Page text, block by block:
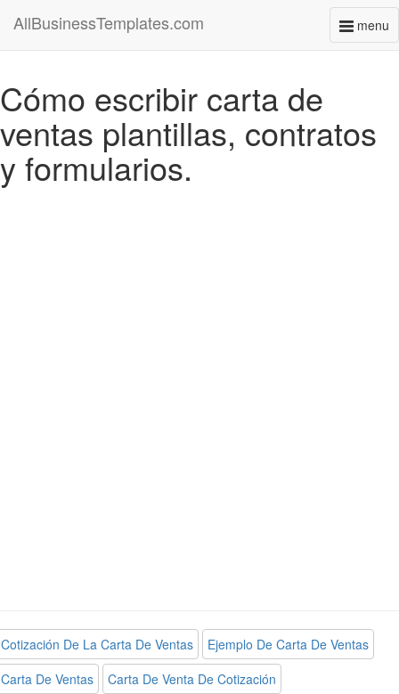
menu
AllBusinessTemplates.com
Cómo escribir carta de
ventas plantillas, contratos
y formularios.
Cotización De La Carta De Ventas
Ejemplo De Carta De Ventas
Carta De Ventas
Carta De Venta De Cotización